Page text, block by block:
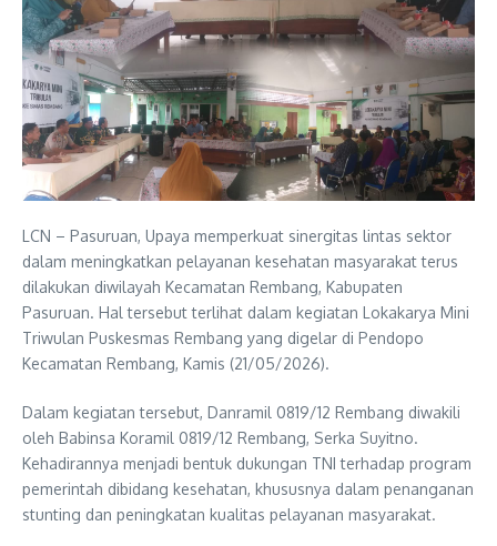
LCN – Pasuruan, Upaya memperkuat sinergitas lintas sektor
dalam meningkatkan pelayanan kesehatan masyarakat terus
dilakukan diwilayah Kecamatan Rembang, Kabupaten
Pasuruan. Hal tersebut terlihat dalam kegiatan Lokakarya Mini
Triwulan Puskesmas Rembang yang digelar di Pendopo
Kecamatan Rembang, Kamis (21/05/2026).
Dalam kegiatan tersebut, Danramil 0819/12 Rembang diwakili
oleh Babinsa Koramil 0819/12 Rembang, Serka Suyitno.
Kehadirannya menjadi bentuk dukungan TNI terhadap program
pemerintah dibidang kesehatan, khususnya dalam penanganan
stunting dan peningkatan kualitas pelayanan masyarakat.